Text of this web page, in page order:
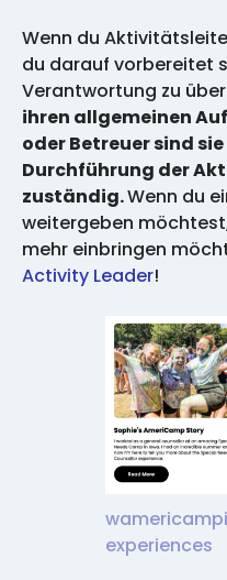
Wenn du
du darauf vorbereitet
Verantwortung zu
ihren allgemeinen
oder Betreuer sind
Durchführung der
zuständig.Wenn du
weitergeben
mehr einbringen
Activity Leader!
experiences